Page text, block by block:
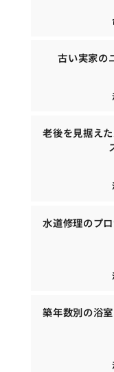
古い実家の
老後を見据え
水道修理のプ
築年数別の浴